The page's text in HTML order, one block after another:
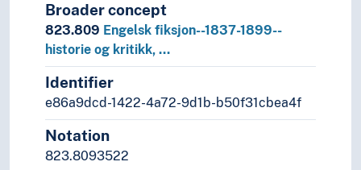
Broader concept
823.809 Engelsk fiksjon--1837-1899--
historie og kritikk, …
Identifier
e86a9dcd-1422-4a72-9d1b-b50f31cbea4f
Notation
823.8093522